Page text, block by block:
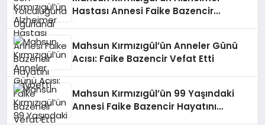
Hastası Annesi Faike Bazencir
Mahsun Kırmızıgül’ün Anneler Günü
Acısı: Faike Bazencir Vefat Etti
Mahsun Kırmızıgül’ün 99 Yaşındaki
Annesi Faike Bazencir Hayatını